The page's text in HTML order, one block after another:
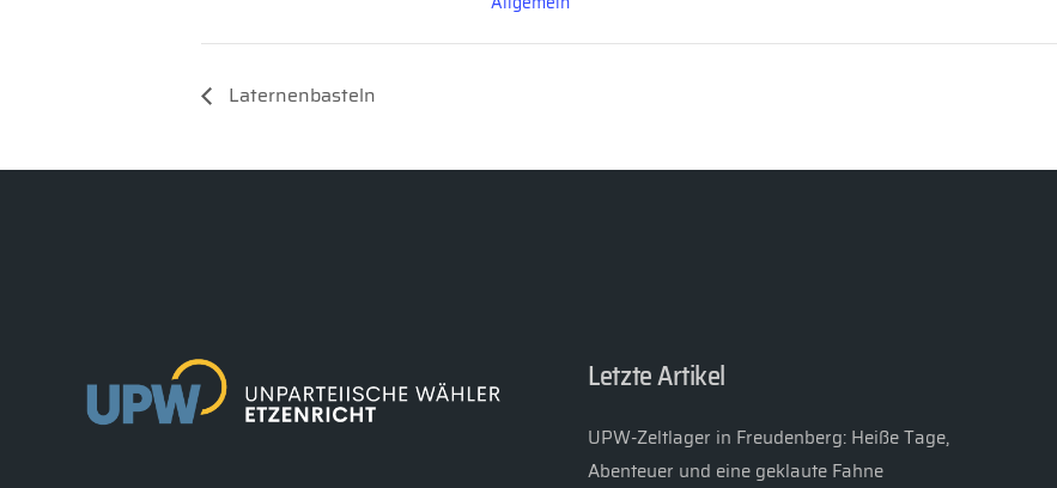
Laternenbasteln
Letzte Artikel
UPW-Zeltlager in Freudenberg: Heiße Tage,
Abenteuer und eine geklaute Fahne